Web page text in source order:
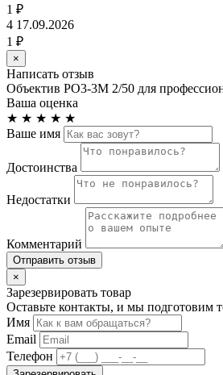
1 ₽
4 17.09.2026
1 ₽
×
Написать отзыв
Объектив РО3-3М 2/50 для
Ваша оценка
★ ★ ★ ★ ★
Ваше имя
Достоинства
Недостатки
Комментарий
Отправить отзыв
×
Зарезервировать товар
Оставьте контакты, и мы подготовим
Имя
Email
Телефон